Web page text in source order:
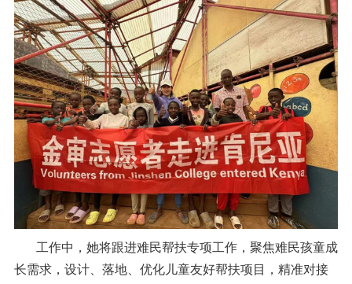
工作中，她将跟进难民帮扶专项工作，聚焦难民孩童成
长需求，设计、落地、优化儿童友好帮扶项目，精准对接